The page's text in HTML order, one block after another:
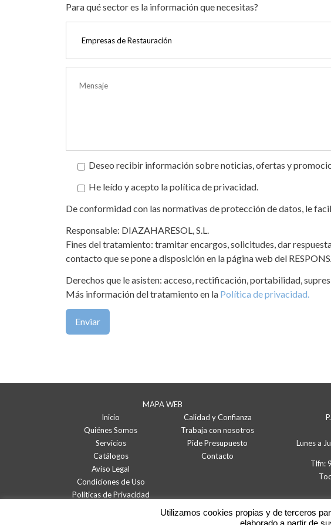
Para qué sector es la información que necesitas?
Deseo recibir información sobre noticias, ofertas y
He leído y acepto la política de privacidad.
De conformidad con las normativas de protección de datos, le
Responsable: DIAZAHARESOL, S.L.
Fines del tratamiento: tramitar encargos, solicitudes, dar
contacto que se pone a disposición en la página web del
Derechos que le asisten: acceso, rectificación, portabilidad,
Más información del tratamiento en la Política de privacidad.
MAPA WEB
Inicio
Quiénes Somos
Servicios
Catálogos
Aviso Legal
Condiciones de Uso
Políticas de Privacidad
Calidad y Confianza
Trabaja con nosotros
Pide Presupuesto
Contacto
Lunes a
Tlfn:
Utilizamos cookies propias y de terceros